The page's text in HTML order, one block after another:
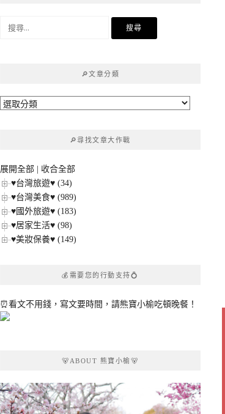
🔎文章分類
🔎
🔎尋找文章大作戰
展開全部
收合全部
♥台灣旅遊♥ (34)
♥台灣美食♥ (989)
♥國外旅遊♥ (183)
♥居家生活♥ (98)
♥美妝保養♥ (149)
💰需要您的行動支持💍
⏰看文不用錢，寫文要時間，請熊寶小榆吃頓晚餐！
🐻ABOUT 熊寶小榆🐻